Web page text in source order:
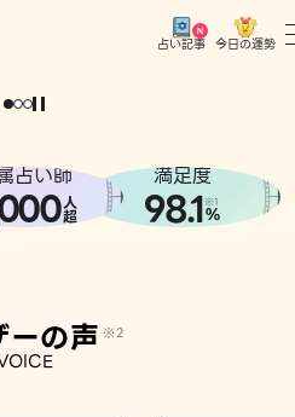
占い記事 今日の運勢
どうせなら
占い師
人
超
満足度
98.1※1
%
ーの声 ※2